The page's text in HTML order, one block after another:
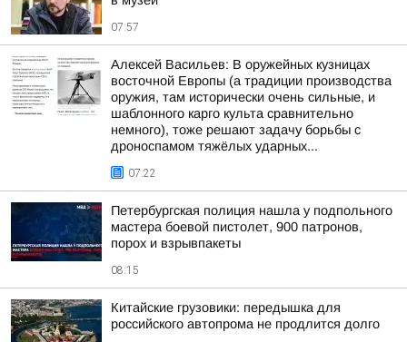
07:57
Алексей Васильев: В оружейных кузницах
восточной Европы (а традиции производства
оружия, там исторически очень сильные, и
шаблонного карго культа сравнительно
немного), тоже решают задачу борьбы с
дроноспамом тяжёлых ударных...
07:22
Петербургская полиция нашла у подпольного
мастера боевой пистолет, 900 патронов,
порох и взрывпакеты
08:15
Китайские грузовики: передышка для
российского автопрома не продлится долго